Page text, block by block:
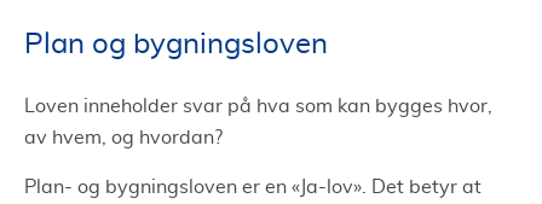
Plan og bygningsloven
Loven inneholder svar på hva som kan bygges hvor,
av hvem, og hvordan?
Plan- og bygningsloven er en «Ja-lov». Det betyr at